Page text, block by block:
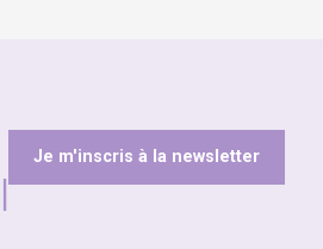
Je m'inscris à la newsletter